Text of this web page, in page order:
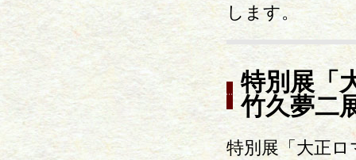
します。
特別展「
竹久夢二
特別展「大正